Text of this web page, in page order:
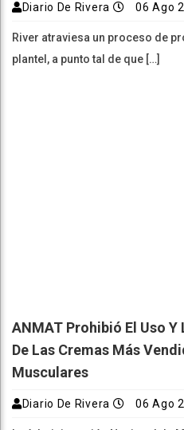
Diario De Rivera 06 Ago
River atraviesa un proceso de
plantel, a punto tal de que […]
ANMAT Prohibió El Uso Y
De Las Cremas Más
Musculares
Diario De Rivera 06 Ago